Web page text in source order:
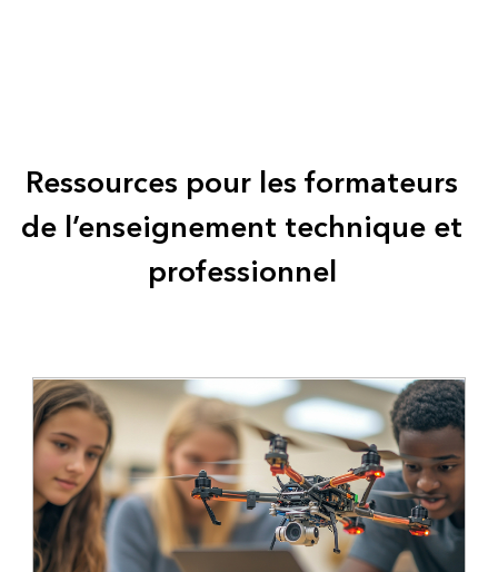
Ressources pour les formateurs
de l’enseignement technique et
professionnel